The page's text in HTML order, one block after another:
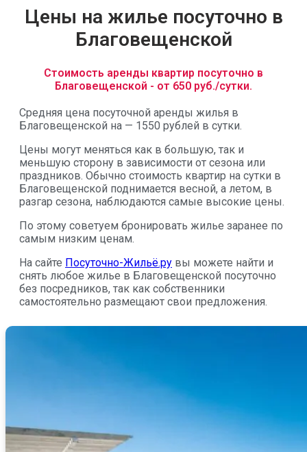
Цены на жилье посуточно в
Благовещенской
Стоимость аренды квартир посуточно в
Благовещенской - от 650 руб./сутки.
Средняя цена посуточной аренды жилья в
Благовещенской на — 1550 рублей в сутки.
Цены могут меняться как в большую, так и
меньшую сторону в зависимости от сезона или
праздников. Обычно стоимость квартир на сутки в
Благовещенской поднимается весной, а летом, в
разгар сезона, наблюдаются самые высокие цены.
По этому советуем бронировать жилье заранее по
самым низким ценам.
На сайте Посуточно-Жильё.ру вы можете найти и
снять любое жилье в Благовещенской посуточно
без посредников, так как собственники
самостоятельно размещают свои предложения.